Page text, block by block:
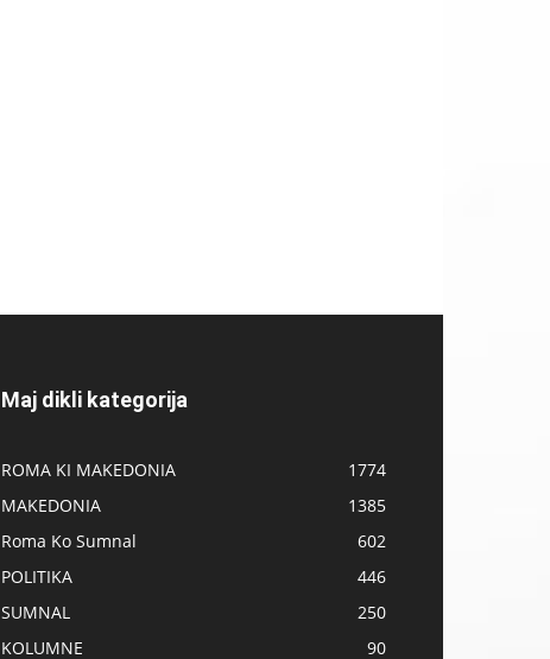
Maj dikli kategorija
ROMA KI MAKEDONIA
1774
MAKEDONIA
1385
Roma Ko Sumnal
602
POLITIKA
446
SUMNAL
250
KOLUMNE
90